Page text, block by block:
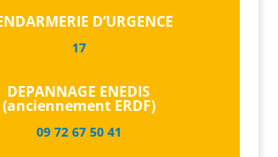
D’URGENCE
17
DEPANNAGE ENEDIS
(anciennement ERDF)
09 72 67 50 41